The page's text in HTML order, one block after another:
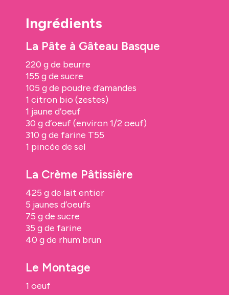
Ingrédients
La Pâte à Gâteau Basque
220 g de beurre
155 g de sucre
105 g de poudre d’amandes
1 citron bio (zestes)
1 jaune d’oeuf
30 g d’oeuf (environ 1/2 oeuf)
310 g de farine T55
1 pincée de sel
La Crème Pâtissière
425 g de lait entier
5 jaunes d’oeufs
75 g de sucre
35 g de farine
40 g de rhum brun
Le Montage
1 oeuf